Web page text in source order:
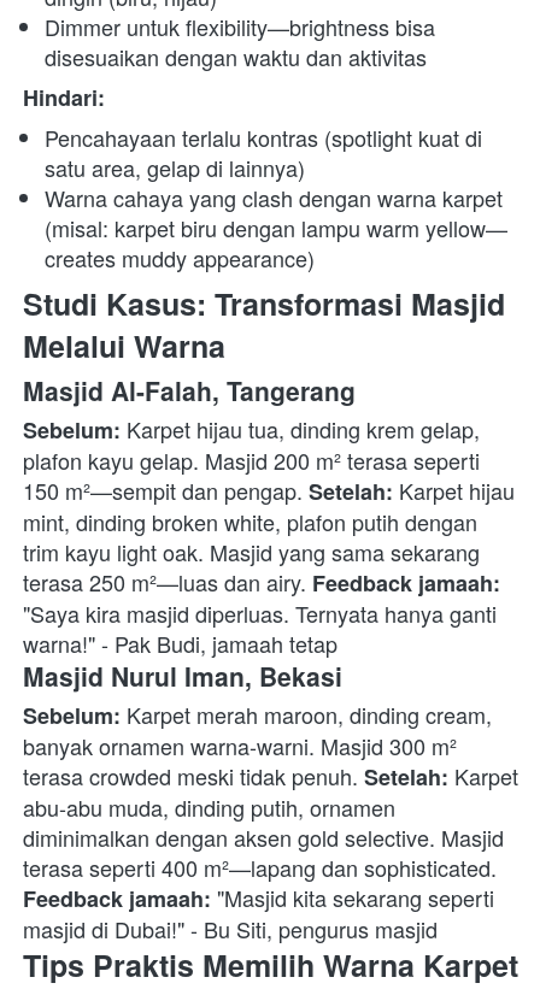
Dimmer untuk flexibility—brightness bisa
disesuaikan dengan waktu dan aktivitas
Hindari:
Pencahayaan terlalu kontras (spotlight kuat di
satu area, gelap di lainnya)
Warna cahaya yang clash dengan warna karpet
(misal: karpet biru dengan lampu warm yellow—
creates muddy appearance)
Studi Kasus: Transformasi Masjid
Melalui Warna
Masjid Al-Falah, Tangerang
Sebelum: Karpet hijau tua, dinding krem gelap,
plafon kayu gelap. Masjid 200 m² terasa seperti
150 m²—sempit dan pengap. Setelah: Karpet hijau
mint, dinding broken white, plafon putih dengan
trim kayu light oak. Masjid yang sama sekarang
terasa 250 m²—luas dan airy. Feedback jamaah:
"Saya kira masjid diperluas. Ternyata hanya ganti
warna!" - Pak Budi, jamaah tetap
Masjid Nurul Iman, Bekasi
Sebelum: Karpet merah maroon, dinding cream,
banyak ornamen warna-warni. Masjid 300 m²
terasa crowded meski tidak penuh. Setelah: Karpet
abu-abu muda, dinding putih, ornamen
diminimalkan dengan aksen gold selective. Masjid
Feedback jamaah: "Masjid kita sekarang seperti
masjid di Dubai!" - Bu Siti, pengurus masjid
Tips Praktis Memilih Warna Karpet